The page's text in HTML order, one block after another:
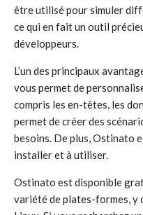
être utilisé pour simuler
ce qui en fait un outil
développeurs.
L’un des principaux
vous permet de
compris les en-têtes, les
permet de créer des
besoins. De plus, Ostinato
installer et à utiliser.
Ostinato est disponible
variété de plates-formes, y